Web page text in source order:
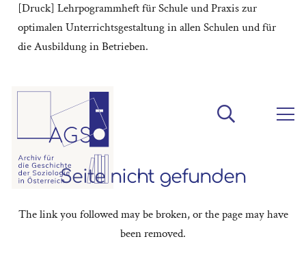
[Druck] Lehrpogrammheft für Schule und Praxis zur
optimalen Unterrichtsgestaltung in allen Schulen und für
die Ausbildung in Betrieben.